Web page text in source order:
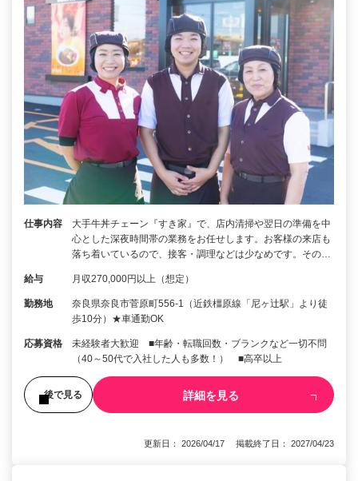
仕事内容
大手牛丼チェーン『すき家』で、店内清掃や翌日の準備を中
心とした深夜時間帯の業務をお任せします。お客様の来店も
落ち着いているので、接客・調理などは少なめです。その…
給与 月収270,000円以上（想定）
勤務地
奈良県奈良市菅原町556-1（近鉄橿原線「尼ヶ辻駅」より徒
歩10分）★車通勤OK
応募資格
未経験者大歓迎 ■年齢・転職回数・ブランクなど一切不問
（40～50代で入社した人も多数！） ■高卒以上
後で見る 詳細を見る
更新日： 2026/04/17 掲載終了日： 2027/04/23